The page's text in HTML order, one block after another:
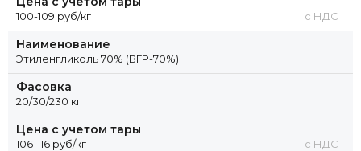
100-109 руб/кг с НДС
Наименование
Этиленгликоль 70% (ВГР-70%)
Фасовка
20/30/230 кг
Цена с учетом тары
106-116 руб/кг с НДС